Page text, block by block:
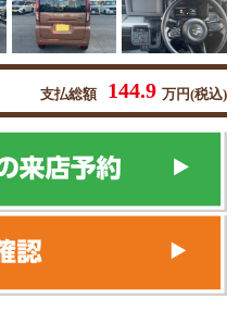
支払総額 144.9 万円(税込)